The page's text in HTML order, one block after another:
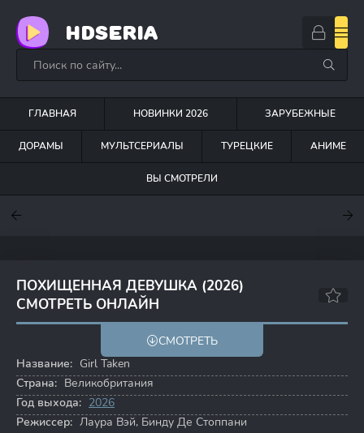
HDSERIA
ГЛАВНАЯ НОВИНКИ 2026 ЗАРУБЕЖНЫЕ
ДОРАМЫ МУЛЬТСЕРИАЛЫ ТУРЕЦКИЕ АНИМЕ
ВЫ СМОТРЕЛИ
ПОХИЩЕННАЯ ДЕВУШКА (2026)
СМОТРЕТЬ ОНЛАЙН
6.478
СМОТРЕТЬ
Название: Girl Taken
Страна: Великобритания
Год выхода: 2026
Режиссер: Лаура Вэй, Бинду Де Стоппани